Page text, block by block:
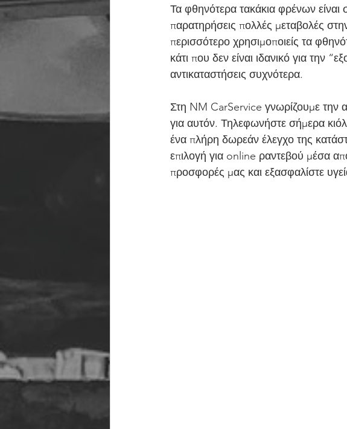
Τα φθηνότερα τακάκια φρένων
παρατηρήσεις πολλές μεταβολές
περισσότερο χρησιμοποιείς τα
κάτι που δεν είναι ιδανικό για την
αντικαταστήσεις συχνότερα.
Στη NM CarService γνωρίζουμε την
για αυτόν. Τηλεφωνήστε σήμερα
ένα πλήρη δωρεάν έλεγχο της
επιλογή για online ραντεβού μέσα
προσφορές μας και εξασφαλίστε